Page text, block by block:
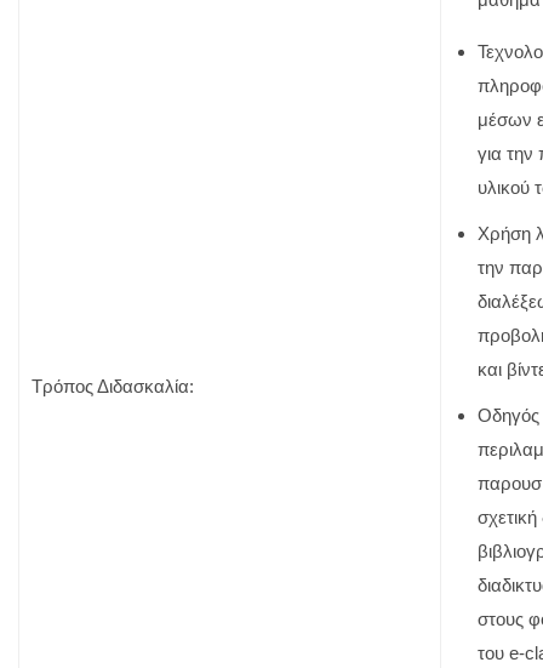
Τρόπος Διδασκαλία:
μέσων
για την
υλικού
Χρήση
την
και
Οδηγός
σχετική
στους
του e-